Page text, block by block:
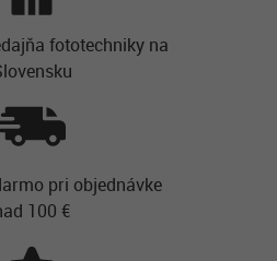
fototechniky na
pri objednávke
100 €